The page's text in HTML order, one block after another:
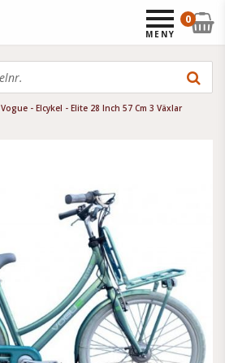
Vogue - Elcykel - Elite 28 Inch 57 Cm 3 Växlar
0
MENY